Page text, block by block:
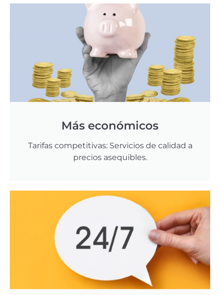
Más económicos
Tarifas competitivas: Servicios de calidad a
precios asequibles.